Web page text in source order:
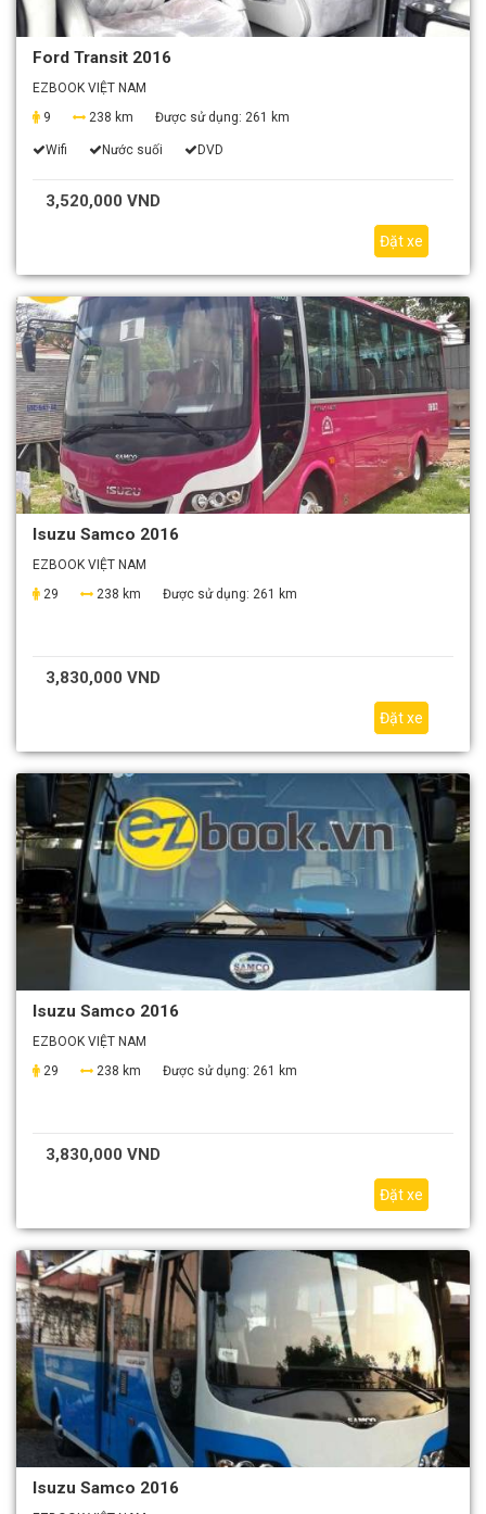
Ford Transit 2016
EZBOOK VIỆT NAM
9
238 km Được sử dụng: 261 km
Wifi Nước suối DVD
3,520,000 VND
Đặt xe
Isuzu Samco 2016
EZBOOK VIỆT NAM
29
238 km Được sử dụng: 261 km
3,830,000 VND
Đặt xe
Isuzu Samco 2016
EZBOOK VIỆT NAM
29
238 km Được sử dụng: 261 km
3,830,000 VND
Đặt xe
Isuzu Samco 2016